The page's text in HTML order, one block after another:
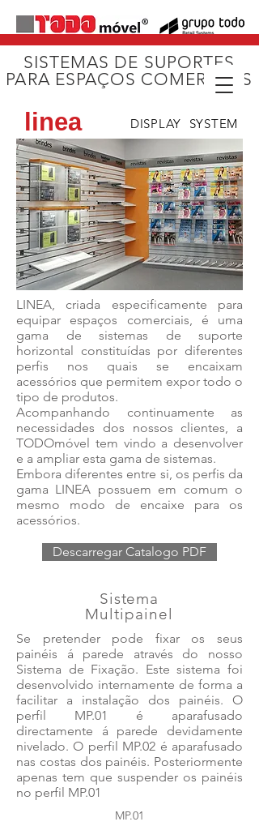
21 445 21 34
TELEFONE
SISTEMAS DE SUPORTES
PARA ESPAÇOS COMERCIAIS
linea DISPLAY SYSTEM
LINEA, criada especificamente para
equipar espaços comerciais, é uma
gama de sistemas de suporte
horizontal constituídas por diferentes
perfis nos quais se encaixam
acessórios que permitem expor todo o
tipo de produtos.
Acompanhando continuamente as
necessidades dos nossos clientes, a
TODOmóvel tem vindo a desenvolver
e a ampliar esta gama de sistemas.
Embora diferentes entre si, os perfis da
gama LINEA possuem em comum o
mesmo modo de encaixe para os
acessórios.
Descarregar Catalogo PDF
Sistema
Multipainel
Se pretender pode fixar os seus
painéis á parede através do nosso
Sistema de Fixação. Este sistema foi
desenvolvido internamente de forma a
facilitar a instalação dos painéis. O
perfil MP.01 é aparafusado
directamente á parede devidamente
nivelado. O perfil MP.02 é aparafusado
nas costas dos painéis. Posteriormente
apenas tem que suspender os painéis
no perfil MP.01
MP.01